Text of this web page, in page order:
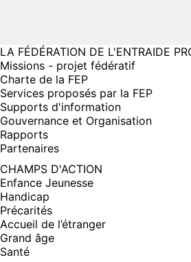
LA FÉDÉRATION DE L'ENTRAIDE
Missions - projet fédératif
Charte de la FEP
Services proposés par la FEP
Supports d'information
Gouvernance et Organisation
Rapports
Partenaires
CHAMPS D'ACTION
Enfance Jeunesse
Handicap
Précarités
Accueil de l’étranger
Grand âge
Santé